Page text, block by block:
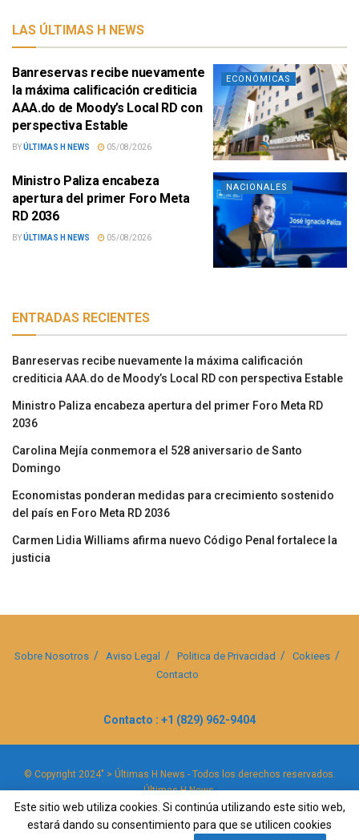
LAS ÚLTIMAS H NEWS
ECONÓMICAS
Banreservas recibe nuevamente
la máxima calificación crediticia
AAA.do de Moody’s Local RD con
perspectiva Estable
BYÚLTIMAS H NEWS 05/08/2026
NACIONALES
Ministro Paliza encabeza
apertura del primer Foro Meta
RD 2036
BYÚLTIMAS H NEWS 05/08/2026
ENTRADAS RECIENTES
Banreservas recibe nuevamente la máxima calificación
crediticia AAA.do de Moody’s Local RD con perspectiva Estable
Ministro Paliza encabeza apertura del primer Foro Meta RD
2036
Carolina Mejía conmemora el 528 aniversario de Santo
Domingo
Economistas ponderan medidas para crecimiento sostenido
del país en Foro Meta RD 2036
Carmen Lidia Williams afirma nuevo Código Penal fortalece la
justicia
Sobre Nosotros Aviso Legal Politica de Privacidad
Cokiees
Contacto
Contacto : +1 (829) 962-9404
© Copyright 2024" > Últimas H News - Todos los derechos reservados.
Últimas H News.
Este sitio web utiliza cookies. Si continúa utilizando este sitio web,
estará dando su consentimiento para que se utilicen cookies